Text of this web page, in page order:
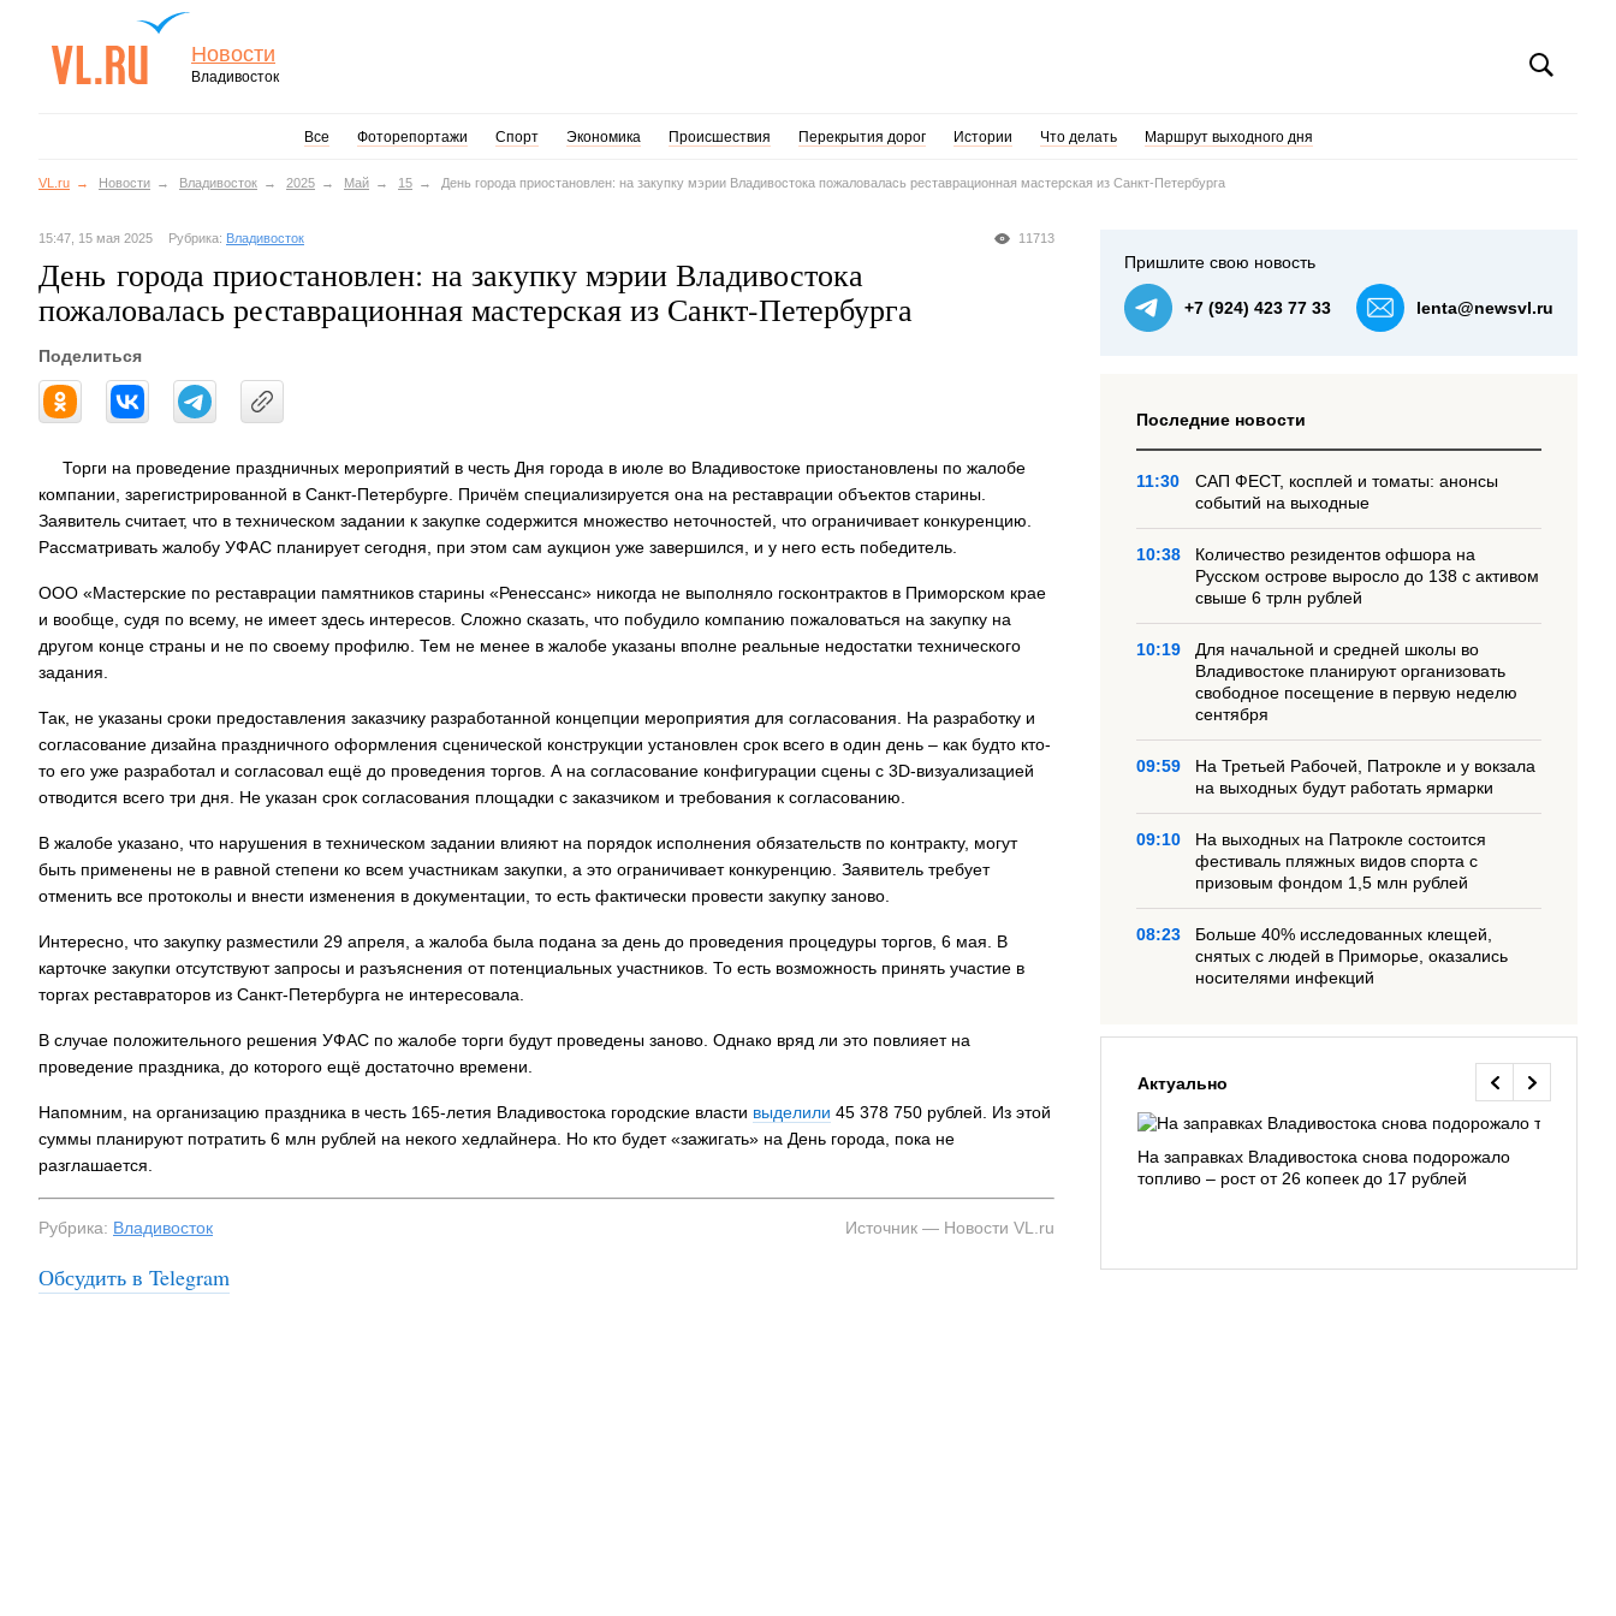
Новости
Владивосток
Все Фоторепортажи Спорт Экономика Происшествия Перекрытия дорог Истории Что делать Маршрут выходного дня
VL.ru Новости Владивосток 2025 Май 15 День города приостановлен: на закупку мэрии Владивостока пожаловалась реставрационная мастерская из Санкт-Петербурга
11713
15:47, 15 мая 2025 Рубрика: Владивосток
День города приостановлен: на закупку мэрии Владивостока
пожаловалась реставрационная мастерская из Санкт-Петербурга
Поделиться
Торги на проведение праздничных мероприятий в честь Дня города в июле во Владивостоке приостановлены по жалобе
компании, зарегистрированной в Санкт-Петербурге. Причём специализируется она на реставрации объектов старины.
Заявитель считает, что в техническом задании к закупке содержится множество неточностей, что ограничивает конкуренцию.
Рассматривать жалобу УФАС планирует сегодня, при этом сам аукцион уже завершился, и у него есть победитель.
ООО «Мастерские по реставрации памятников старины «Ренессанс» никогда не выполняло госконтрактов в Приморском крае
и вообще, судя по всему, не имеет здесь интересов. Сложно сказать, что побудило компанию пожаловаться на закупку на
другом конце страны и не по своему профилю. Тем не менее в жалобе указаны вполне реальные недостатки технического
задания.
Так, не указаны сроки предоставления заказчику разработанной концепции мероприятия для согласования. На разработку и
согласование дизайна праздничного оформления сценической конструкции установлен срок всего в один день – как будто кто-
то его уже разработал и согласовал ещё до проведения торгов. А на согласование конфигурации сцены с 3D-визуализацией
отводится всего три дня. Не указан срок согласования площадки с заказчиком и требования к согласованию.
В жалобе указано, что нарушения в техническом задании влияют на порядок исполнения обязательств по контракту, могут
быть применены не в равной степени ко всем участникам закупки, а это ограничивает конкуренцию. Заявитель требует
отменить все протоколы и внести изменения в документации, то есть фактически провести закупку заново.
Интересно, что закупку разместили 29 апреля, а жалоба была подана за день до проведения процедуры торгов, 6 мая. В
карточке закупки отсутствуют запросы и разъяснения от потенциальных участников. То есть возможность принять участие в
торгах реставраторов из Санкт-Петербурга не интересовала.
В случае положительного решения УФАС по жалобе торги будут проведены заново. Однако вряд ли это повлияет на
проведение праздника, до которого ещё достаточно времени.
Напомним, на организацию праздника в честь 165-летия Владивостока городские власти выделили 45 378 750 рублей. Из этой
суммы планируют потратить 6 млн рублей на некого хедлайнера. Но кто будет «зажигать» на День города, пока не
разглашается.
Рубрика: Владивосток Источник — Новости VL.ru
Обсудить в Telegram
Пришлите свою новость
+7 (924) 423 77 33 lenta@newsvl.ru
Последние новости
11:30
САП ФЕСТ, косплей и томаты: анонсы
событий на выходные
10:38
Количество резидентов офшора на
Русском острове выросло до 138 с активом
свыше 6 трлн рублей
10:19
Для начальной и средней школы во
Владивостоке планируют организовать
свободное посещение в первую неделю
сентября
09:59
На Третьей Рабочей, Патрокле и у вокзала
на выходных будут работать ярмарки
09:10
На выходных на Патрокле состоится
фестиваль пляжных видов спорта с
призовым фондом 1,5 млн рублей
08:23
Больше 40% исследованных клещей,
снятых с людей в Приморье, оказались
носителями инфекций
Актуально
На заправках Владивостока снова подорожало
топливо – рост от 26 копеек до 17 рублей